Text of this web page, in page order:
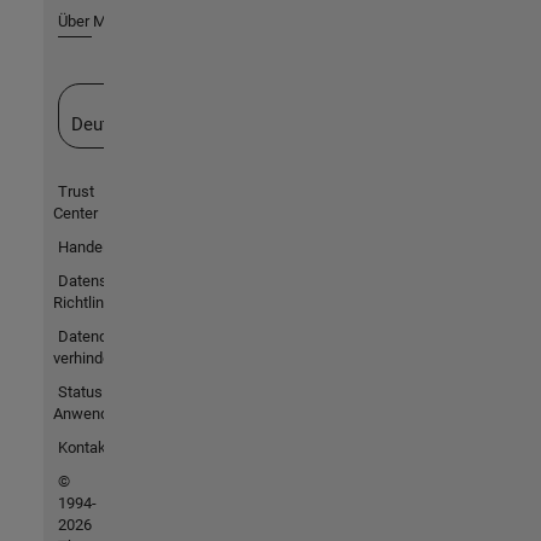
Über MathWorks
Deutschland
Trust
Center
Handelsmarken
Datenschutz-
Richtlinien
Datendiebstahl
verhindern
Status von
Anwendungen
Kontakt
©
1994-
2026